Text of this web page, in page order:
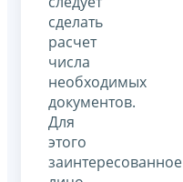
сделать
расчет
числа
необходимых
документов.
Для
этого
заинтересованное